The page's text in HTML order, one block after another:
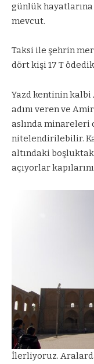
günlük
mevcut.
Taksi ile şehrin
dört kişi 17 T
Yazd kentinin kalbi
adını veren ve
aslında minareleri
nitelendirilebilir.
altındaki
açıyorlar
İlerliyoruz.